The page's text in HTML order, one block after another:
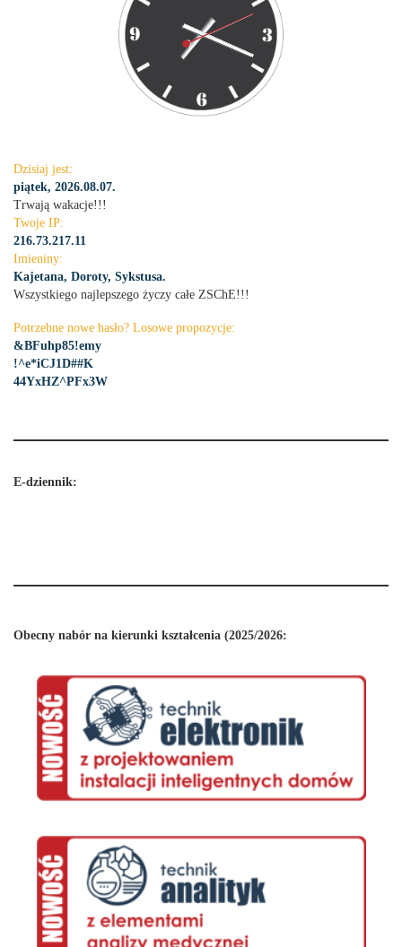
Dzisiaj jest:
piątek, 2026.08.07.
Trwają wakacje!!!
Twoje IP:
216.73.217.11
Imieniny:
Kajetana, Doroty, Sykstusa.
Wszystkiego najlepszego życzy całe ZSChE!!!
Potrzebne nowe hasło? Losowe propozycje:
&BFuhp85!emy
!^e*iCJ1D##K
44YxHZ^PFx3W
E-dziennik:
Obecny nabór na kierunki kształcenia (2025/2026: